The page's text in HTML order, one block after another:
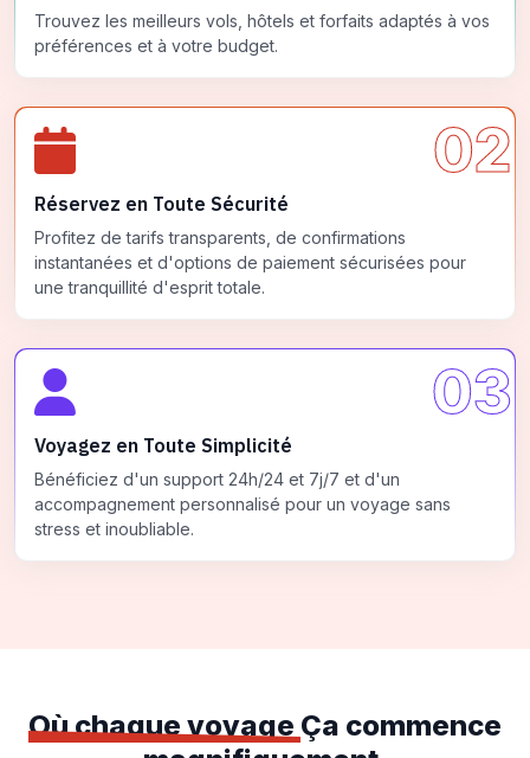
Trouvez les meilleurs vols, hôtels et forfaits adaptés à vos
préférences et à votre budget.
02
Réservez en Toute Sécurité
Profitez de tarifs transparents, de confirmations
instantanées et d'options de paiement sécurisées pour
une tranquillité d'esprit totale.
03
Voyagez en Toute Simplicité
Bénéficiez d'un support 24h/24 et 7j/7 et d'un
accompagnement personnalisé pour un voyage sans
stress et inoubliable.
Où chaque voyage Ça commence